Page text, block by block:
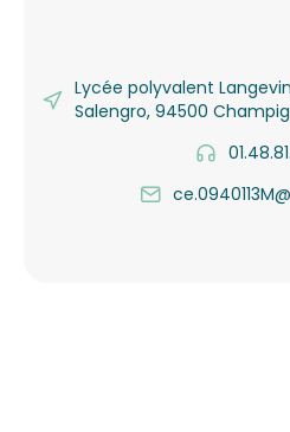
Lycée polyvalent
Salengro, 94500